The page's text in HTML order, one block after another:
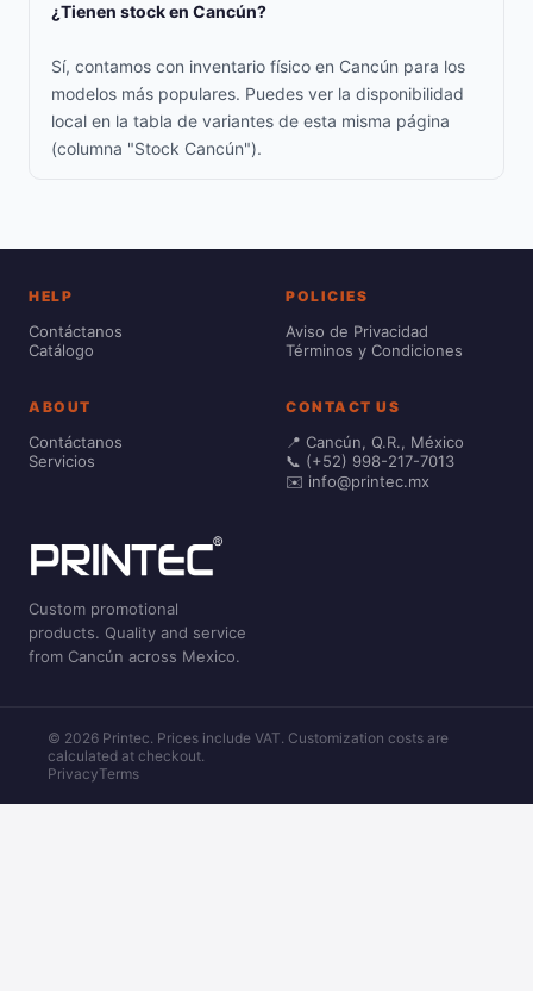
¿Tienen stock en Cancún?
Sí, contamos con inventario físico en Cancún para los
modelos más populares. Puedes ver la disponibilidad
local en la tabla de variantes de esta misma página
(columna "Stock Cancún").
HELP
Contáctanos
Catálogo
POLICIES
Aviso de Privacidad
Términos y Condiciones
ABOUT
Contáctanos
Servicios
CONTACT US
📍 Cancún, Q.R., México
📞 (+52) 998-217-7013
✉️ info@printec.mx
Custom promotional
products. Quality and service
from Cancún across Mexico.
© 2026 Printec. Prices include VAT. Customization costs are
calculated at checkout.
PrivacyTerms